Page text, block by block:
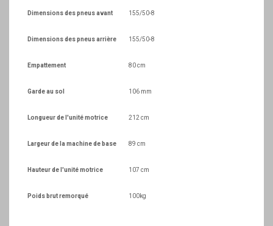
Dimensions des pneus avant 155/50-8
Dimensions des pneus arrière 155/50-8
Empattement 80 cm
Garde au sol 106 mm
Longueur de l'unité motrice 212 cm
Largeur de la machine de base 89 cm
Hauteur de l'unité motrice 107 cm
Poids brut remorqué 100kg